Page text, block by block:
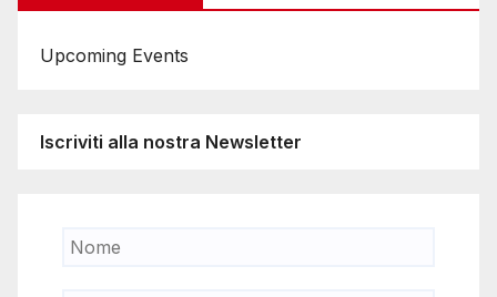
Upcoming Events
Iscriviti alla nostra Newsletter